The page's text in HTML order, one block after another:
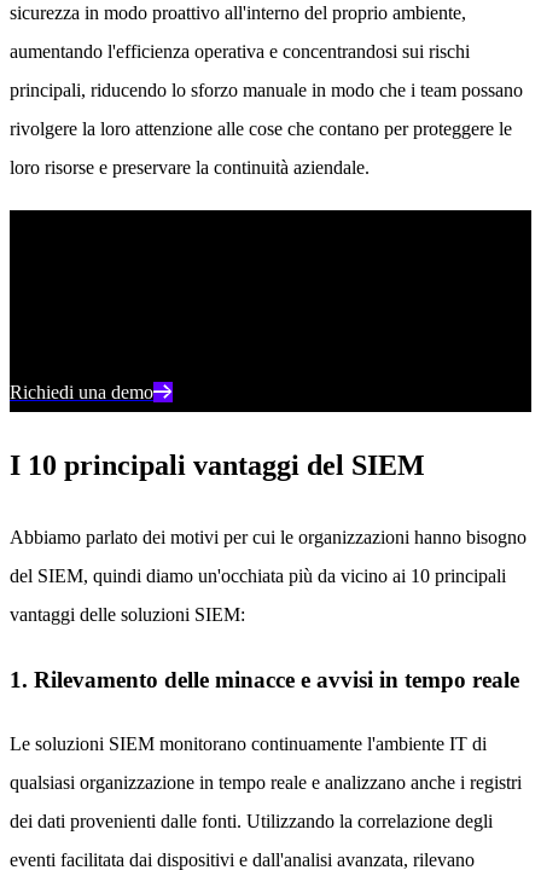
sicurezza in modo proattivo all'interno del proprio ambiente,
aumentando l'efficienza operativa e concentrandosi sui rischi
principali, riducendo lo sforzo manuale in modo che i team possano
rivolgere la loro attenzione alle cose che contano per proteggere le
loro risorse e preservare la continuità aziendale.
Richiedi una demo
I 10 principali vantaggi del SIEM
Abbiamo parlato dei motivi per cui le organizzazioni hanno bisogno
del SIEM, quindi diamo un'occhiata più da vicino ai 10 principali
vantaggi delle soluzioni SIEM:
1. Rilevamento delle minacce e avvisi in tempo reale
Le soluzioni SIEM monitorano continuamente l'ambiente IT di
qualsiasi organizzazione in tempo reale e analizzano anche i registri
dei dati provenienti dalle fonti. Utilizzando la correlazione degli
eventi facilitata dai dispositivi e dall'analisi avanzata, rilevano